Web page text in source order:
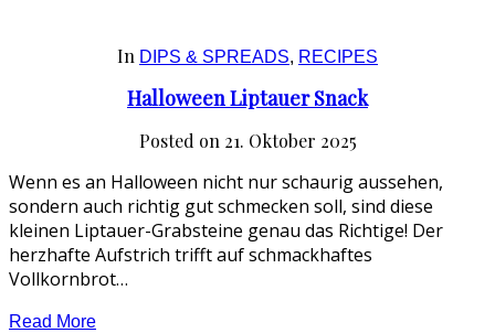
In DIPS & SPREADS, RECIPES
Halloween Liptauer Snack
Posted on 21. Oktober 2025
Wenn es an Halloween nicht nur schaurig aussehen,
sondern auch richtig gut schmecken soll, sind diese
kleinen Liptauer-Grabsteine genau das Richtige! Der
herzhafte Aufstrich trifft auf schmackhaftes
Vollkornbrot…
Read More